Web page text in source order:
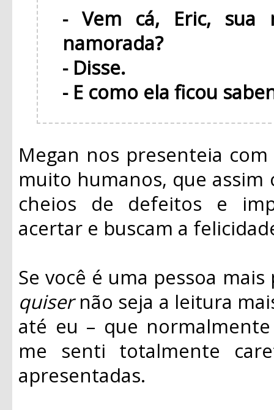
- Vem cá, Eric, sua
namorada?
- Disse.
- E como ela ficou
Megan nos presenteia
muito humanos, que
cheios de defeitos e
acertar e buscam a
Se você é uma pessoa
quisernão seja a leitura
até eu – que
me senti totalmente
apresentadas.